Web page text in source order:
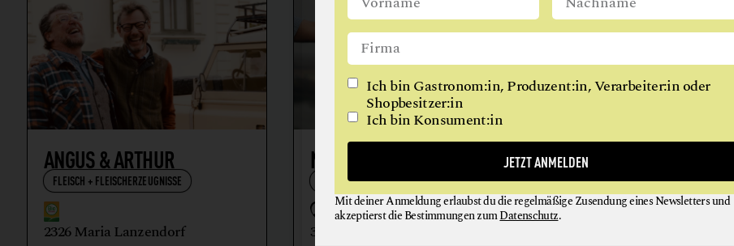
GETRÄNKE
GEWÜRZE
KAFFEE
MARKTHALLE
MEHL
MILCH + MILCHERZEUGNISSE
WIEN
ANGUS & ARTHUR
FLEISCH + FLEISCHERZEUGNISSE
2326 Maria Lanzendorf
NIKOLAIHOF
3512 Mautern an der Donau
BIO-LANDWIRTSCHAFT
LILIENHOF
EIER + EIPRODUKTE
GEMÜSE
Ich bin Gastronom:in, Produzent:in, Verarbeiter:in oder
Shopbesitzer:in
Ich bin Konsument:in
JETZT ANMELDEN
Mit deiner Anmeldung erlaubst du die regelmäßige Zusendung eines Newsletters und
akzeptierst die Bestimmungen zumDatenschutz.